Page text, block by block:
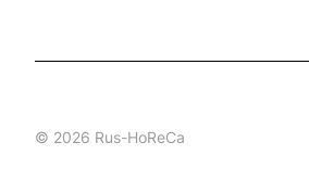
© 2026 Rus-HoReCa